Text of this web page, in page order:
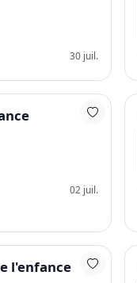
30 juil.
02 juil.
l'enfance